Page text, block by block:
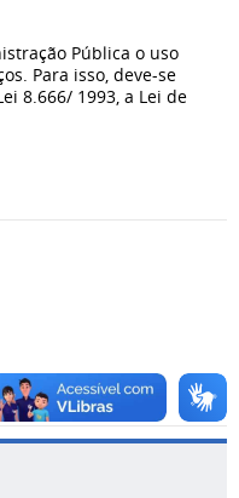
Pública o uso
Para isso, deve-se
8.666/ 1993, a Lei de